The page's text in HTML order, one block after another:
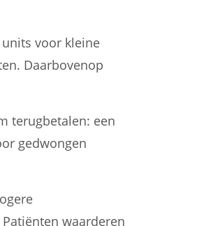
voor kleine
Daarbovenop
terugbetalen: een
gedwongen
waarderen